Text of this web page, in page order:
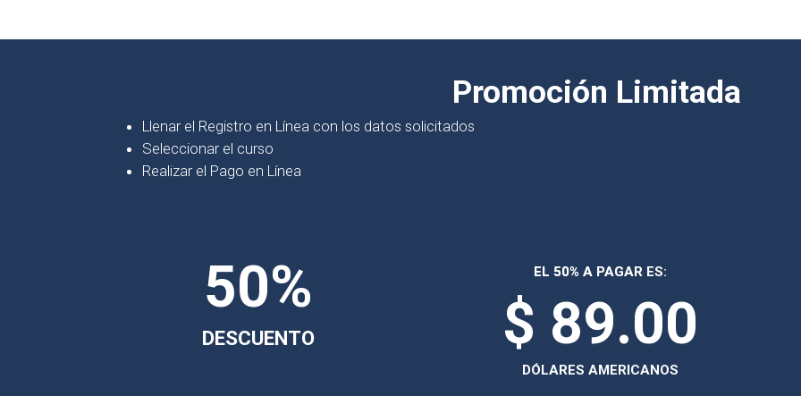
Promoción Limitada
Llenar el Registro en Línea con los datos solicitados
Seleccionar el curso
Realizar el Pago en Línea
50%
DESCUENTO
EL 50% A PAGAR ES:
$ 89.00
DÓLARES AMERICANOS